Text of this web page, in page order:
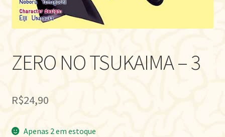
ZERO NO TSUKAIMA – 3
R$24,90
Apenas 2 em estoque